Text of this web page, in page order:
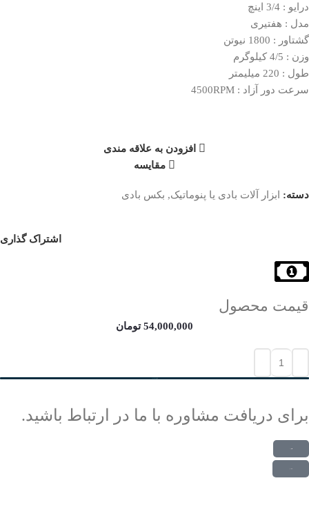
درایو : 3/4 اینچ
مدل : هفتیری
گشتاور : 1800 نیوتن
وزن : 4/5 کیلوگرم
طول : 220 میلیمتر
سرعت دور آزاد : 4500RPM
افزودن به علاقه مندی
مقایسه
دسته: ابزار آلات بادی یا پنوماتیک, بکس بادی
اشتراک گذاری
قیمت محصول
54,000,000 تومان
برای دریافت مشاوره با ما در ارتباط باشید.